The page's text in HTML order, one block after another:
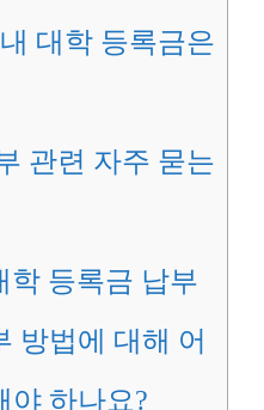
대학 등록금은
관련 자주 묻는
학 등록금 납부
방법에 대해 어
야 하나요?